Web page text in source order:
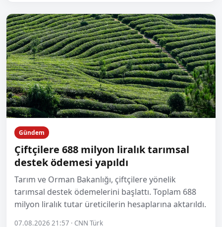
Gündem
Çiftçilere 688 milyon liralık tarımsal
destek ödemesi yapıldı
Tarım ve Orman Bakanlığı, çiftçilere yönelik
tarımsal destek ödemelerini başlattı. Toplam 688
milyon liralık tutar üreticilerin hesaplarına aktarıldı.
07.08.2026 21:57 · CNN Türk